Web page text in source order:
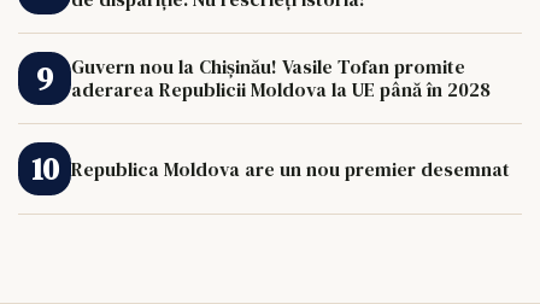
Guvern nou la Chișinău! Vasile Tofan promite
aderarea Republicii Moldova la UE până în 2028
Republica Moldova are un nou premier desemnat